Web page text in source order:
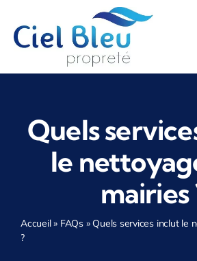
contenu
Quels
le
mairies
Accueil» FAQs»Quels services inclut le
?